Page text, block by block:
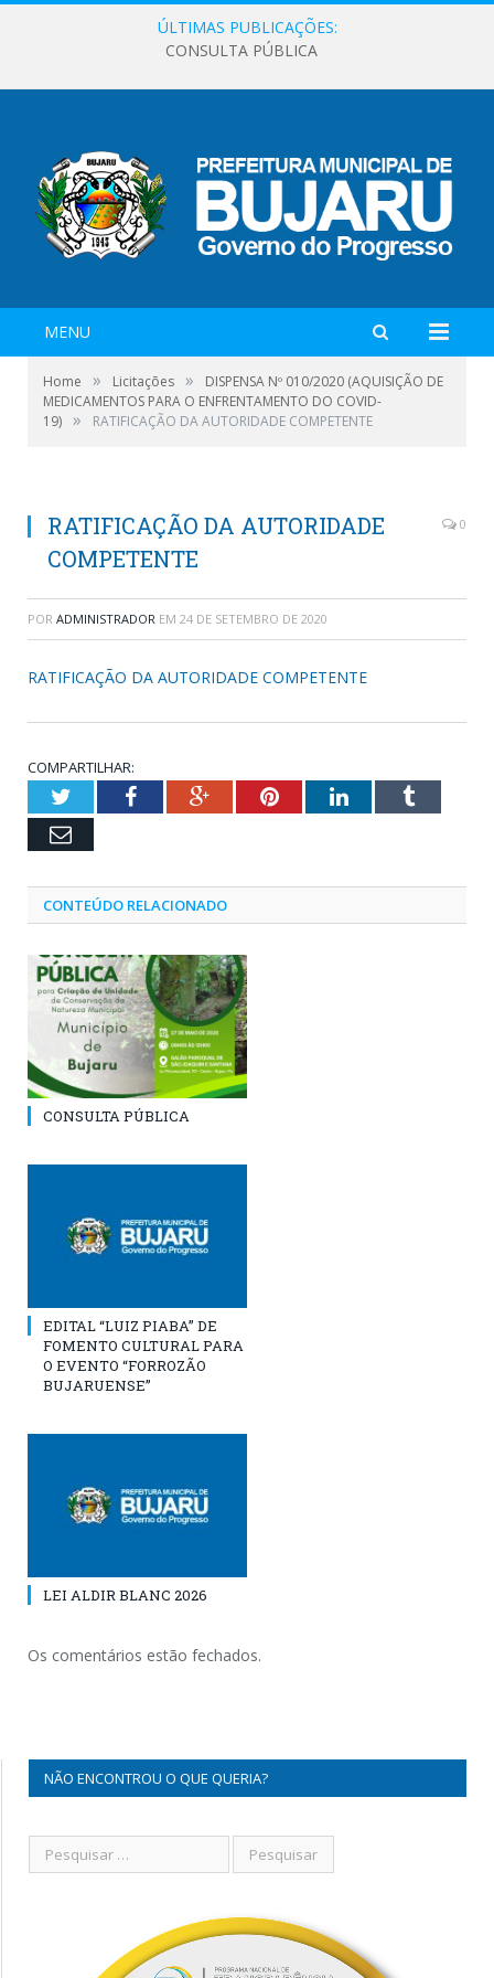
ÚLTIMAS PUBLICAÇÕES:
CONSULTA PÚBLICA
MENU
Home » Licitações »
DISPENSA Nº 010/2020 (AQUISIÇÃO DE
MEDICAMENTOS PARA O ENFRENTAMENTO DO COVID-
19) » RATIFICAÇÃO DA AUTORIDADE COMPETENTE
RATIFICAÇÃO DA AUTORIDADE
COMPETENTE
0
POR ADMINISTRADOR EM 24 DE SETEMBRO DE 2020
RATIFICAÇÃO DA AUTORIDADE COMPETENTE
COMPARTILHAR:
TwitterFacebookGoogle+PinterestLinkedInTumblr
Email
CONTEÚDO RELACIONADO
CONSULTA PÚBLICA
EDITAL “LUIZ PIABA” DE
FOMENTO CULTURAL PARA
O EVENTO “FORROZÃO
BUJARUENSE”
LEI ALDIR BLANC 2026
Os comentários estão fechados.
NÃO ENCONTROU O QUE QUERIA?